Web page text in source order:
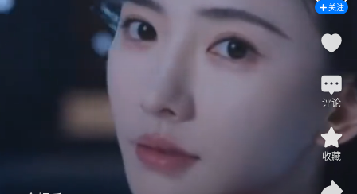
关注
评论
收藏